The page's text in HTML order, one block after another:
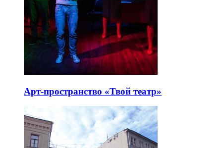
Арт-пространство «Твой театр»